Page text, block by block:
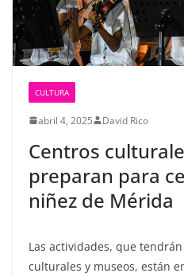
CULTURA
abril 4, 2025 David Rico
Centros
preparan para
niñez de Mérida
Las actividades, que
culturales y museos, están